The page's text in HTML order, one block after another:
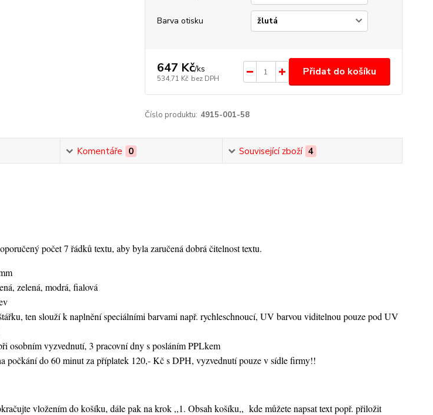
Barva otisku
647 Kč/ks
534,71 Kč bez DPH
Přidat do košíku
Číslo produktu: 4915-001-58
Komentáře 0 Související zboží 4
počet 7 řádků textu, aby byla zaručená dobrá čitelnost textu.
zelená, modrá, fialová
ten slouží k naplnění speciálními barvami např. rychleschnoucí, UV barvou viditelnou pouze pod UV
osobním vyzvednutí, 3 pracovní dny s posláním PPLkem
počkání do 60 minut za příplatek 120,- Kč s DPH, vyzvednutí pouze v sídle firmy!!
vložením do košíku, dále pak na krok ,,1. Obsah košíku,, kde můžete napsat text popř. přiložit